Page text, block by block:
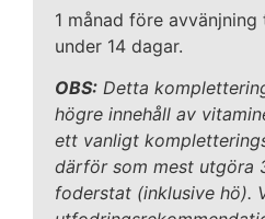
1 månad före
under 14 dagar.
OBS: Detta
högre innehåll av
ett vanligt
därför som mest utgöra
foderstat (inklusive hö).